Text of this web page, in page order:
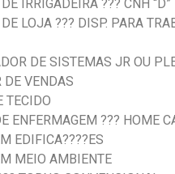
DE
DE LOJA ??? DISP. PARA
DE SISTEMAS JR
DE
TECIDO
DE
EM
EM MEIO